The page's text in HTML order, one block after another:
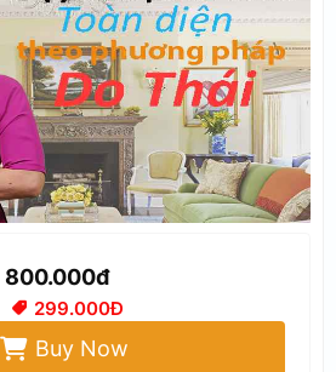
800.000đ
299.000Đ
Buy Now